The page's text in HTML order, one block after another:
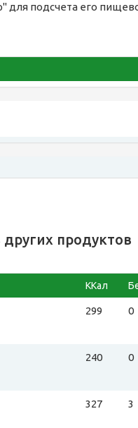
для подсчета его
продуктов
ККал
299 0
240 0
327 3